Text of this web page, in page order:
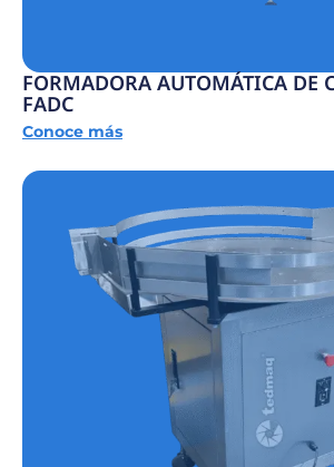
FORMADORA AUTOMÁTICA DE
FADC
Conoce más